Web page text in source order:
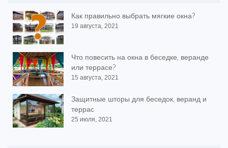
Как правильно выбрать мягкие окна?
19 августа, 2021
Что повесить на окна в беседке, веранде
или террасе?
15 августа, 2021
Защитные шторы для беседок, веранд и
террас
25 июля, 2021